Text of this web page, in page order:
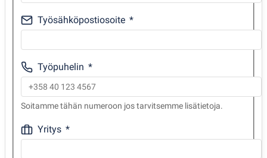
Työsähköpostiosoite
Työpuhelin
Soitamme tähän numeroon jos tarvitsemme lisätietoja.
Yritys